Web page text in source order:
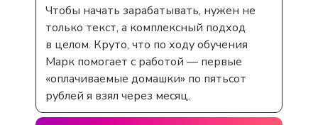
Чтобы начать зарабатывать, нужен не
только текст, а комплексный подход
в целом. Круто, что по ходу обучения
Марк помогает с работой — первые
«оплачиваемые домашки» по пятьсот
рублей я взял через месяц.